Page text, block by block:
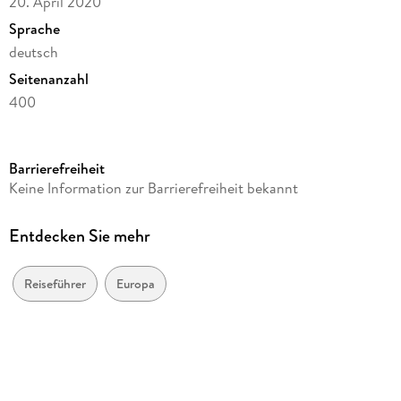
Sprache
deutsch
Seitenanzahl
400
Autor/Autorin
Verlag/Hersteller
Produktart
kartoniert
Barrierefreiheit
Keine Information zur Barrierefreiheit bekannt
Entdecken Sie mehr
Reiseführer Europa